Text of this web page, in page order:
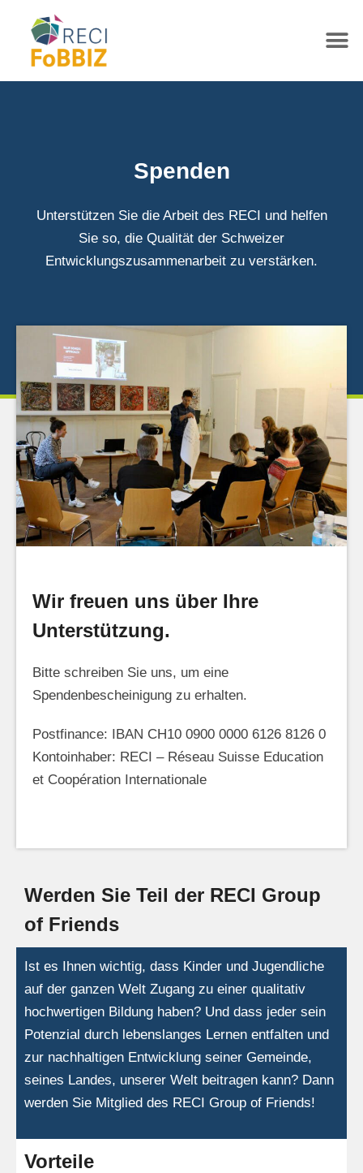
Spenden
Unterstützen Sie die Arbeit des RECI und helfen
Sie so, die Qualität der Schweizer
Entwicklungszusammenarbeit zu verstärken.
Wir freuen uns über Ihre
Unterstützung.
Bitte schreiben Sie uns, um eine
Spendenbescheinigung zu erhalten.
Postfinance: IBAN CH10 0900 0000 6126 8126 0
Kontoinhaber: RECI – Réseau Suisse Education
et Coopération Internationale
Werden Sie Teil der RECI Group
of Friends
Ist es Ihnen wichtig, dass Kinder und Jugendliche
auf der ganzen Welt Zugang zu einer qualitativ
hochwertigen Bildung haben? Und dass jeder sein
Potenzial durch lebenslanges Lernen entfalten und
zur nachhaltigen Entwicklung seiner Gemeinde,
seines Landes, unserer Welt beitragen kann? Dann
werden Sie Mitglied des RECI Group of Friends!
Vorteile